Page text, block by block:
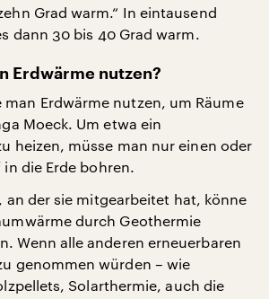
Grad warm.“ In eintausend
dann 30 bis 40 Grad warm.
Erdwärme nutzen?
man Erdwärme nutzen, um Räume
Moeck. Um etwa ein
heizen, müsse man nur einen oder
die Erde bohren.
an der sie mitgearbeitet hat, könne
durch Geothermie
Wenn alle anderen erneuerbaren
genommen würden – wie
Solarthermie, auch die